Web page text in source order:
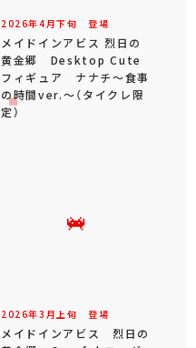
2026年4 月下旬 登場
メイドインアビス 烈日の
黄金郷 Desktop Cute
フィギュア ナナチ～食事
の時間ver.～（タイクレ限
定）
2026年3 月 上旬 登場
メイドインアビス 烈日の